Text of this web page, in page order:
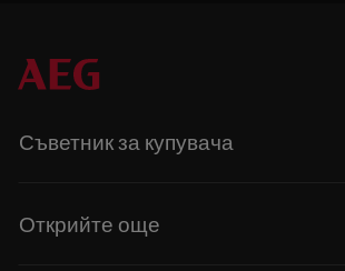
Съветник за купувача
Открийте още